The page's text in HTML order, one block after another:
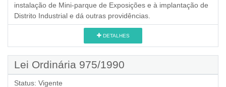
instalação de Mini-parque de Exposições e à implantação de
Distrito Industrial e dá outras providências.
DETALHES
Lei Ordinária 975/1990
Status: Vigente